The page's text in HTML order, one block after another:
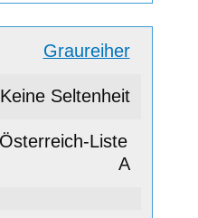
Graureiher
Keine Seltenheit
A